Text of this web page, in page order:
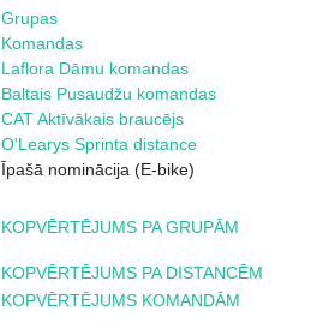
Grupas
Komandas
Laflora Dāmu komandas
Baltais Pusaudžu komandas
CAT Aktīvākais braucējs
O'Learys Sprinta distance
Īpašā nominācija (E-bike)
KOPVĒRTĒJUMS PA GRUPĀM
KOPVĒRTĒJUMS PA DISTANCĒM
KOPVĒRTĒJUMS KOMANDĀM